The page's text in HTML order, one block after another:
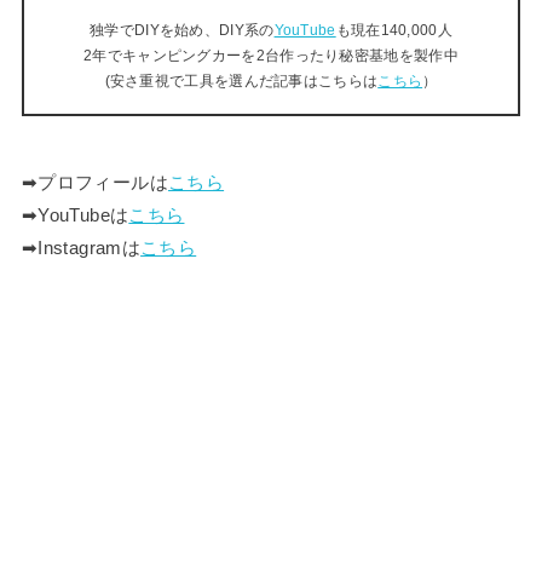
独学でDIYを始め、DIY系のYouTube も現在140,000人
2年でキャンピングカーを2台作ったり秘密基地を製作中
(安さ重視で工具を選んだ記事はこちらは こちら ）
➡︎プロフィールはこちら
➡︎YouTubeはこちら
➡︎Instagramはこちら